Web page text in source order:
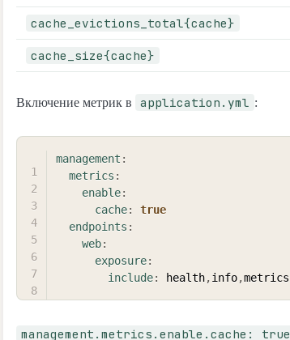
cache_evictions_total{cache}
cache_size{cache}
Включение метрик в application.yml :
management :
metrics :
enable:
cache:
true
endpoints :
web:
exposure:
include: health,info,metrics
management.metrics.enable.cache: true